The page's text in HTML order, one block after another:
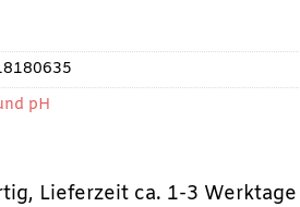
Lieferzeit ca. 1-3 Werktage
pH